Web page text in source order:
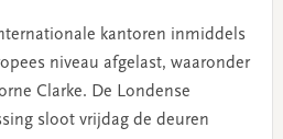
kantoren inmiddels
niveau afgelast, waaronder
Clarke. De Londense
sloot vrijdag de deuren